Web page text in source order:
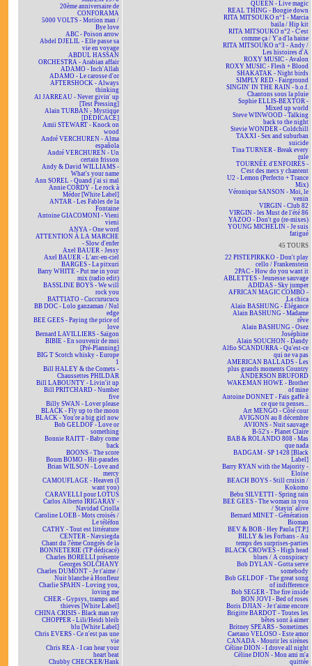
20ème anniversaire de
CONFORAMA
5000 VOLTS - Motion man /
Bye love
ABC - Poison arrow
Abdel DJELIL - Elle passe sa
vie en voyage
ABDUL HASSAN
ORCHESTRA - Arabian affair
ADAMO - Inch'Allah
ADAMO - Le carosse d'or
AFTERSHOCK - Always
thinking
Al JARREAU - Never givin' up
[Test Pressing]
Alain TURBAN - Mystique
[DÉDICACÉ]
Amii STEWART - Knock on
wood
André VERCHUREN - Alma
española
André VERCHUREN - Un
certain frisson
Andy & David WILLIAMS -
What's your name
Ann SOREL - Quand j'ai si mal
Annie CORDY - Le rock à
Médor [White Label]
ANTAR - Les Fables de la
Fontaine
Antoine GIACOMONI - Vieni
vieni
ANYA - One word
ATTENTION À LA MARCHE
- Slow d'enfer
Axel BAUER - Jessy
Axel BAUER - L'arc-en-ciel
BARGES - La pitxuri
Barry WHITE - Put me in your
mix (radio edit)
BASSLINE BOYS - We will
rock you
BATTIATO - Cuccurucucu
BB DOC - Lolo ganzaman / Nul
edge
BEE GEES - Paying the price of
love
Bernard LAVILLIERS - Saïgon
BIBIE - En souvenir de moi
[Pré-Planning]
BIG T Scotch whisky - Europe
1
Bill HALEY & the Comets -
Chaussettes PHILDAR
Bill LABOUNTY - Livin'it up
Bill PRITCHARD - Number
five
Billy SWAN - Lover please
BLACK - Fly up to the moon
BLACK - You're a big girl now
Bob GELDOF - Love or
something
Bonnie RAITT - Baby come
back
BOONS - The score
Boum BOMO - Hit-parades
Brian WILSON - Love and
mercy
CAMOUFLAGE - Heaven (I
want you)
CARAVELLI pour LOTUS
Carlos Alberto IRIGARAY -
Navidad Criolla
Caroline LOEB - Mots croisés /
Le téléfon
CATHY - Tout est littérature
CENTER - Navsiegda
Chant du 7ème Congrès de la
BONNETERIE (TP dédicacé)
Charles BORELLI présente
Georges SOLCHANY
Charles DUMONT - Je t'aime /
Nuit blanche à Honfleur
Charlie SPAHN - Loving you,
loving me
CHER - Gypsys, tramps and
thieves [White Label]
CHINA CRISIS - Black man ray
CHOPPER - Lili/Heidi bleib
blu [White Label]
Chris EVERS - Ce n'est pas une
vie
Chris REA - I can hear your
heart beat
Chubby CHECKER/Hank
QUEEN - Live magic
REAL THING - Boogie down
RITA MITSOUKO n°1 - Marcia
baila / Hip kit
RITA MITSOUKO n°2 - C'est
comme ça / Y'a d'la haine
RITA MITSOUKO n°3 - Andy /
Les histoires d'A
ROXY MUSIC - Avalon
ROXY MUSIC - Flesh + Blood
SHAKATAK - Night birds
SIMPLY RED - Fairground
SINGIN' IN THE RAIN - b.o.f.
Chantons sous la pluie
Sophie ELLIS-BEXTOR -
Mixed up world
Steve WINWOOD - Talking
back to the night
Stevie WONDER - Coldchill
TAXXI - Sex and suburban
suicide
Tina TURNER - Break every
rule
TOURNÉE d'ENFOIRÉS -
C'est des mecs y chantent
U2 - Lemon (Perfecto + Trance
Mix)
Véronique SANSON - Moi, le
venin
VIRGIN - Club 82
VIRGIN - les Must de l'été 86
YAZOO - Don't go (re-mixes)
YOUNG MICHELIN - Je suis
fatigué
45 TOURS
22 PISTEPIRKKO - Don't play
cello / Frankenstein
2PAC - How do you want it
ABLETTES - Jeunesse sauvage
ADIDAS - Sky jumper
AFRICAN MAGIC COMBO -
La chica
Alain BASHUNG - Élégance
Alain BASHUNG - Madame
rêve
Alain BASHUNG - Osez
Joséphine
Alain SOUCHON - Dandy
Alfio SCANDURRA - Qu'est-ce
qui ne va pas
AMERICAN BALLADS - Les
plus grands moments Country
ANDERSON BRUFORD
WAKEMAN HOWE - Brother
of mine
Antoine DONNET - Fais gaffe à
ce que tu penses...
Art MENGO - Côté cour
AVIGNON au 8 décembre
AVIONS - Nuit sauvage
B-52's - Planet Claire
BAB & ROLANDO 808 - Mas
que nada
BADGAM - SP 1428 [Black
Label]
Barry RYAN with the Majority -
Eloïse
BEACH BOYS - Still cruisin /
Kokomo
Bebu SILVETTI - Spring rain
BEE GEES - The woman in you
/ Stayin' alive
Bernard MINET - Génération
Bioman
BEV & BOB - Hey Paula [T.P.]
BILLY & les Forbans - Au
temps des surprises-parties
BLACK CROWES - High head
blues / A conspiracy
Bob DYLAN - Gotta serve
somebody
Bob GELDOF - The great song
of indifference
Bob SEGER - The fire inside
BON JOVI - Bed of roses
Boris DJIAN - Je t'aime encore
Brigitte BARDOT - Toutes les
bêtes sont à aimer
Britney SPEARS - Sometimes
Caetano VELOSO - Este amor
CANADA - Mourir les sirènes
Céline DION - I drove all night
Céline DION - Mon ami m'a
quittée